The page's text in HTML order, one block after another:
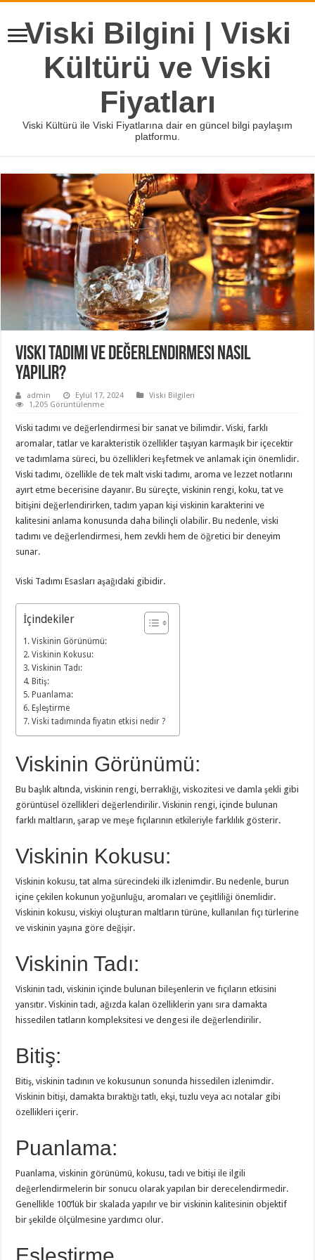
Viski Bilgini | Viski
Kültürü ve Viski
Fiyatları
Viski Kültürü ile Viski Fiyatlarına dair en güncel bilgi paylaşım
platformu.
Viski tadımı ve değerlendirmesi nasıl
yapılır?
admin Eylül 17, 2024
Viski Bilgileri
1,205 Görüntülenme
Viski tadımı ve değerlendirmesi bir sanat ve bilimdir. Viski, farklı
aromalar, tatlar ve karakteristik özellikler taşıyan karmaşık bir içecektir
ve tadımlama süreci, bu özellikleri keşfetmek ve anlamak için önemlidir.
Viski tadımı, özellikle de tek malt viski tadımı, aroma ve lezzet notlarını
ayırt etme becerisine dayanır. Bu süreçte, viskinin rengi, koku, tat ve
bitişini değerlendirirken, tadım yapan kişi viskinin karakterini ve
kalitesini anlama konusunda daha bilinçli olabilir. Bu nedenle, viski
tadımı ve değerlendirmesi, hem zevkli hem de öğretici bir deneyim
sunar.
Viski Tadımı Esasları aşağıdaki gibidir.
İçindekiler
Viskinin Görünümü:
Viskinin Kokusu:
Viskinin Tadı:
Bitiş:
Puanlama:
Eşleştirme
Viski tadımında fiyatın etkisi nedir ?
Viskinin Görünümü:
Bu başlık altında, viskinin rengi, berraklığı, viskozitesi ve damla şekli gibi
görüntüsel özellikleri değerlendirilir. Viskinin rengi, içinde bulunan
farklı maltların, şarap ve meşe fıçılarının etkileriyle farklılık gösterir.
Viskinin Kokusu:
Viskinin kokusu, tat alma sürecindeki ilk izlenimdir. Bu nedenle, burun
içine çekilen kokunun yoğunluğu, aromaları ve çeşitliliği önemlidir.
Viskinin kokusu, viskiyi oluşturan maltların türüne, kullanılan fıçı türlerine
ve viskinin yaşına göre değişir.
Viskinin Tadı:
Viskinin tadı, viskinin içinde bulunan bileşenlerin ve fıçıların etkisini
yansıtır. Viskinin tadı, ağızda kalan özelliklerin yanı sıra damakta
hissedilen tatların kompleksitesi ve dengesi ile değerlendirilir.
Bitiş:
Bitiş, viskinin tadının ve kokusunun sonunda hissedilen izlenimdir.
Viskinin bitişi, damakta bıraktığı tatlı, ekşi, tuzlu veya acı notalar gibi
özellikleri içerir.
Puanlama:
Puanlama, viskinin görünümü, kokusu, tadı ve bitişi ile ilgili
değerlendirmelerin bir sonucu olarak yapılan bir derecelendirmedir.
Genellikle 100’lük bir skalada yapılır ve bir viskinin kalitesinin objektif
bir şekilde ölçülmesine yardımcı olur.
Eşleştirme